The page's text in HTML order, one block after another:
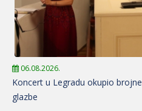
06.08.2026.
Koncert u Legradu okupio
glazbe